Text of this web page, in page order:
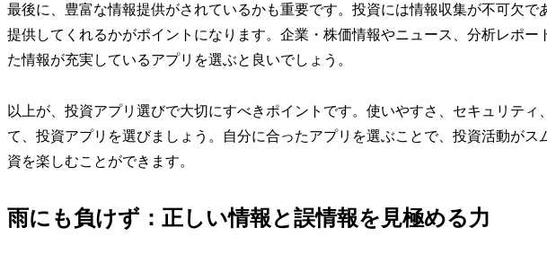
最後に、豊富な情報提供がされているかも重要です。投資には情報収集が不可欠で
提供してくれるかがポイントになります。企業・株価情報やニュース、分析レポー
た情報が充実しているアプリを選ぶと良いでしょう。
以上が、投資アプリ選びで大切にすべきポイントです。使いやすさ、セキュリティ
て、投資アプリを選びましょう。自分に合ったアプリを選ぶことで、投資活動がス
資を楽しむことができます。
雨にも負けず：正しい情報と誤情報を見極める力